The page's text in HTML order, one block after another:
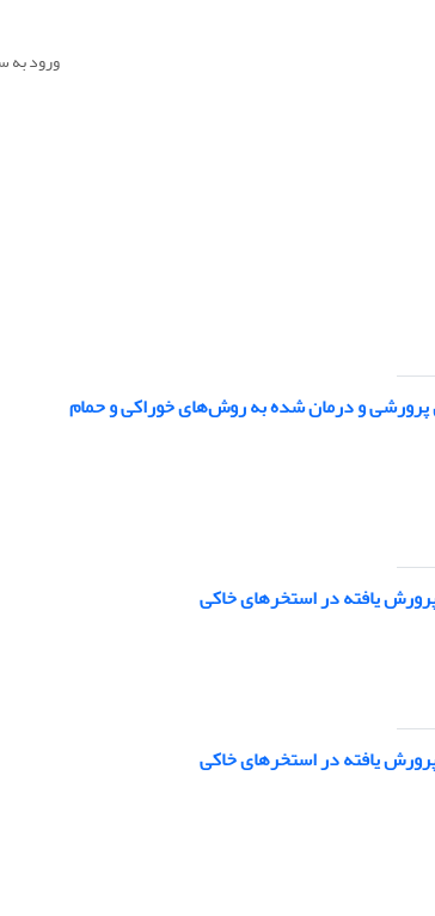
ورود به
پرورشی و درمان شده به روش‌های خوراکی و حمام
یافته در استخرهای خاکی
یافته در استخرهای خاکی